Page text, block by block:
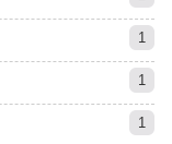
1
1
1